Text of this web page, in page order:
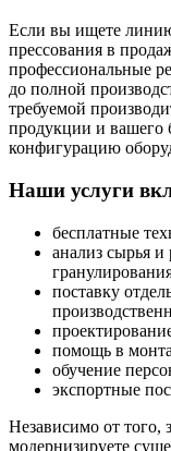
Если вы ищете
прессования в
профессиональные
до полной
требуемой
продукции и
конфигурацию
Наши услуги
бесплатные
анализ сырья
поставку
помощь в
обучение
экспортные
Независимо от того,
модернизируете